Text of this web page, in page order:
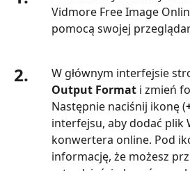
Vidmore Free Image
pomocą swojej
2. W głównym interfejsie
Output Format i zmień
Następnie naciśnij ikonę (
interfejsu, aby dodać plik
konwertera online. Pod
informację, że możesz